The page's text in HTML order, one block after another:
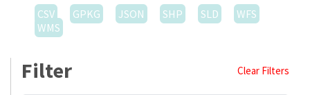
CSV
GPKG JSON SHP SLD
WFS
WMS
Filter Clear Filters